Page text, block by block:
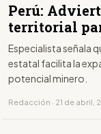
Perú:
territorial
Especialista señala
estatal facilita la
potencial minero.
Redacción · 21 de abril,